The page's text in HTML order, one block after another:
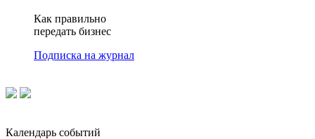
Как правильно
передать бизнес
Подписка на журнал
Календарь событий